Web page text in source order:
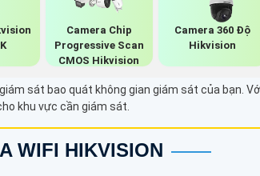
Camera Chip
Progressive Scan
CMOS Hikvision
Camera 360 Độ
Hikvision
sát bao quát không gian giám sát của bạn.
khu vực cần giám sát.
WIFI HIKVISION